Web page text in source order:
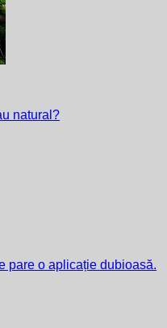
natural?
pare o aplicație dubioasă.